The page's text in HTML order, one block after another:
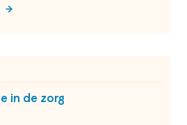
in de zorg